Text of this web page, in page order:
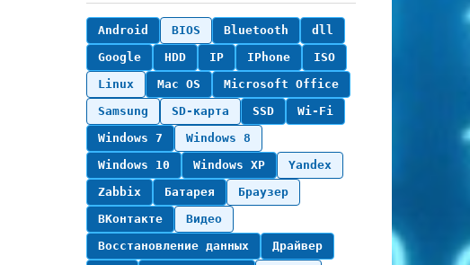
Android BIOS Bluetooth
dll
Google
HDD IP IPhone
ISO
Linux
Mac OS
Microsoft Office
Samsung
SD-карта SSD
Wi-Fi
Windows 7
Windows 8
Windows 10
Windows XP
Yandex
Zabbix
Батарея
Браузер
ВКонтакте
Видео
Восстановление данных
Драйвер